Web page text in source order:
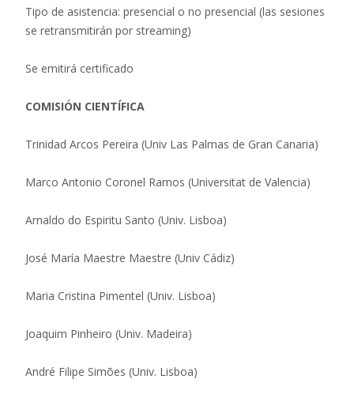
Tipo de asistencia: presencial o no presencial (las sesiones
se retransmitirán por streaming)
Se emitirá certificado
COMISIÓN CIENTÍFICA
Trinidad Arcos Pereira (Univ Las Palmas de Gran Canaria)
Marco Antonio Coronel Ramos (Universitat de Valencia)
Arnaldo do Espiritu Santo (Univ. Lisboa)
José María Maestre Maestre (Univ Cádiz)
Maria Cristina Pimentel (Univ. Lisboa)
Joaquim Pinheiro (Univ. Madeira)
André Filipe Simões (Univ. Lisboa)